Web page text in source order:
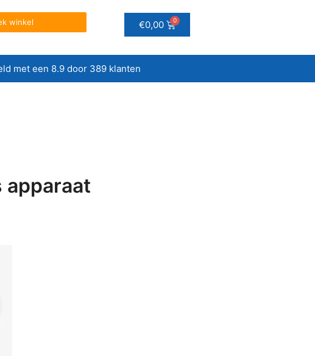
winkel €0,00
met een 8.9 door 389 klanten
apparaat